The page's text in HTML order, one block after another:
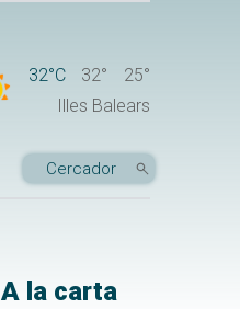
32°C 32°
25°
Illes Balears
A la carta